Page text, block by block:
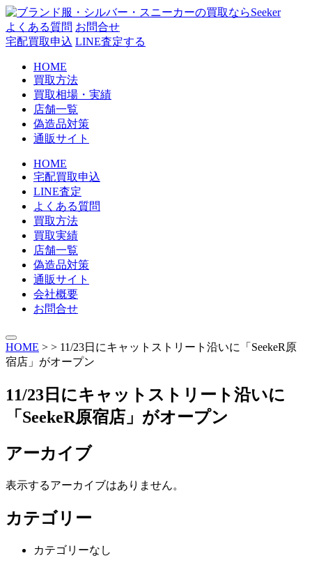
コ
ン
テ
よくある質問 お問合せ
宅配買取申込 LINE査定する
HOME
買取方法
買取相場・実績
店舗一覧
偽造品対策
通販サイト
HOME
宅配買取申込
LINE査定
よくある質問
買取方法
買取実績
店舗一覧
偽造品対策
通販サイト
会社概要
お問合せ
HOME > > 11/23日にキャットストリート沿いに「SeekeR原
宿店」がオープン
11/23日にキャットストリート沿いに
「SeekeR原宿店」がオープン
アーカイブ
表示するアーカイブはありません。
カテゴリー
カテゴリーなし